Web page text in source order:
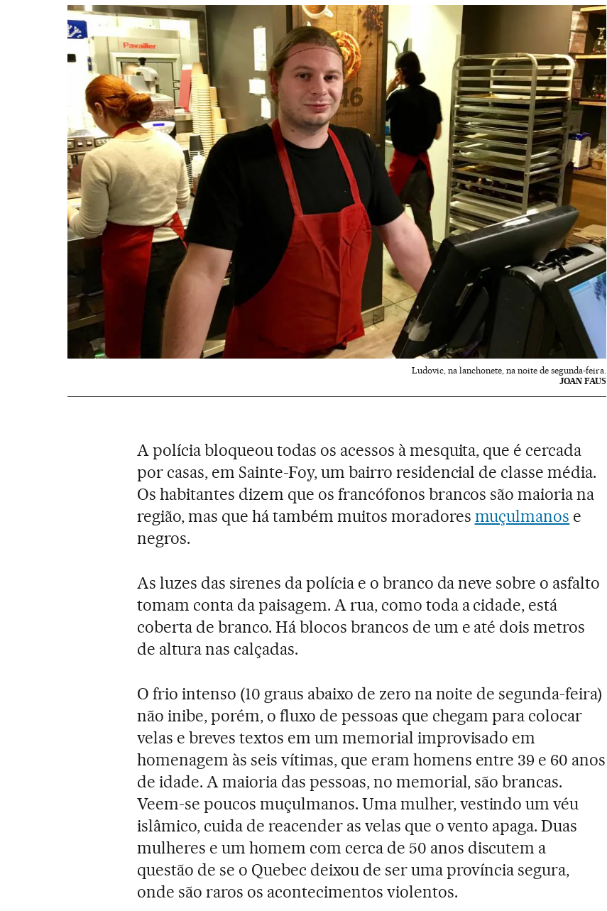
Ludovic, na lanchonete, na noite de segunda-feira.
JOAN FAUS
A polícia bloqueou todas os acessos à mesquita, que é cercada
por casas, em Sainte-Foy, um bairro residencial de classe média.
Os habitantes dizem que os francófonos brancos são maioria na
região, mas que há também muitos moradores muçulmanos e
negros.
As luzes das sirenes da polícia e o branco da neve sobre o asfalto
tomam conta da paisagem. A rua, como toda a cidade, está
coberta de branco. Há blocos brancos de um e até dois metros
de altura nas calçadas.
O frio intenso (10 graus abaixo de zero na noite de segunda-feira)
não inibe, porém, o fluxo de pessoas que chegam para colocar
velas e breves textos em um memorial improvisado em
homenagem às seis vítimas, que eram homens entre 39 e 60 anos
de idade. A maioria das pessoas, no memorial, são brancas.
Veem-se poucos muçulmanos. Uma mulher, vestindo um véu
islâmico, cuida de reacender as velas que o vento apaga. Duas
mulheres e um homem com cerca de 50 anos discutem a
questão de se o Quebec deixou de ser uma província segura,
onde são raros os acontecimentos violentos.